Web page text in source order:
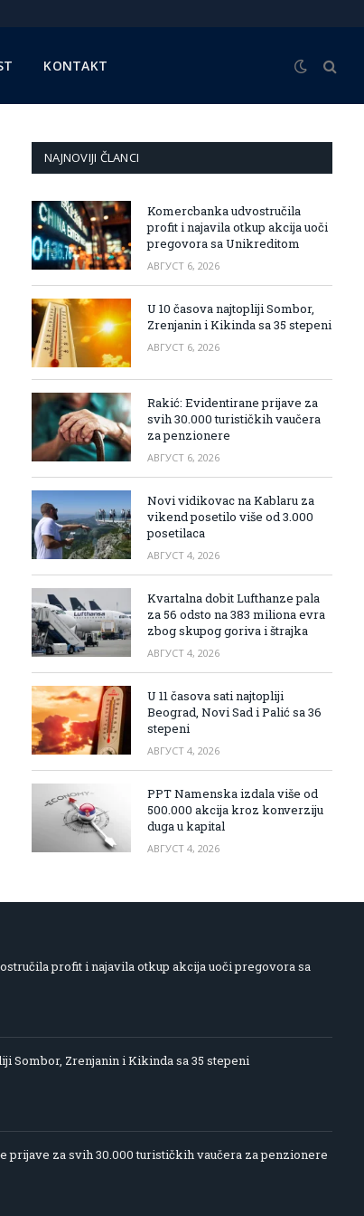
KONTAKT
NAJNOVIJI ČLANCI
Komercbanka udvostručila
profit i najavila otkup akcija uoči
pregovora sa Unikreditom
АВГУСТ 6, 2026
U 10 časova najtopliji Sombor,
Zrenjanin i Kikinda sa 35 stepeni
АВГУСТ 6, 2026
Rakić: Evidentirane prijave za
svih 30.000 turističkih vaučera
za penzionere
АВГУСТ 6, 2026
Novi vidikovac na Kablaru za
vikend posetilo više od 3.000
posetilaca
АВГУСТ 4, 2026
Kvartalna dobit Lufthanze pala
za 56 odsto na 383 miliona evra
zbog skupog goriva i štrajka
АВГУСТ 4, 2026
U 11 časova sati najtopliji
Beograd, Novi Sad i Palić sa 36
stepeni
АВГУСТ 4, 2026
PPT Namenska izdala više od
500.000 akcija kroz konverziju
duga u kapital
АВГУСТ 4, 2026
profit i najavila otkup akcija uoči pregovora sa
Sombor, Zrenjanin i Kikinda sa 35 stepeni
prijave za svih 30.000 turističkih vaučera za penzionere